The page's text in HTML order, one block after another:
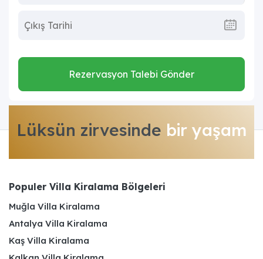
Rezervasyon Talebi Gönder
Lüksün zirvesinde bir yaşam
Populer Villa Kiralama Bölgeleri
Muğla Villa Kiralama
Antalya Villa Kiralama
Kaş Villa Kiralama